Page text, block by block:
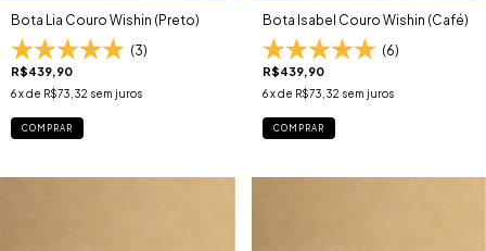
Bota Lia Couro Wishin (Preto)
(3)
R$439,90
6x de R$73,32 sem juros
COMPRAR
Bota Isabel Couro Wishin (Café)
(6)
R$439,90
6 x de R$73,32 sem juros
COMPRAR